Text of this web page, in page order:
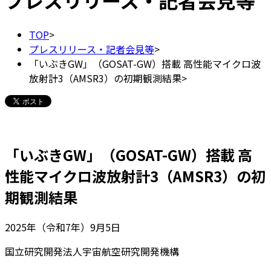
TOP>
プレスリリース・記者会見等>
「いぶきGW」（GOSAT-GW）搭載 高性能マイクロ波
放射計3（AMSR3）の初期観測結果>
「いぶきGW」（GOSAT-GW）搭載 高
性能マイクロ波放射計3（AMSR3）の初
期観測結果
2025年（令和7年）9月5日
国立研究開発法人宇宙航空研究開発機構